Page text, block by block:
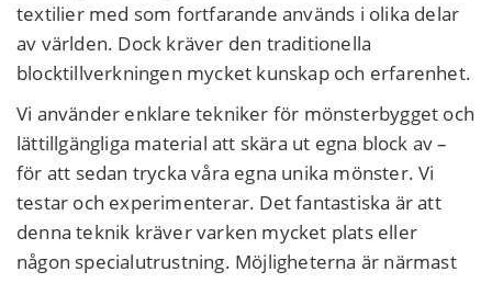
textilier med som fortfarande används i olika delar
av världen. Dock kräver den traditionella
blocktillverkningen mycket kunskap och erfarenhet.
Vi använder enklare tekniker för mönsterbygget och
lättillgängliga material att skära ut egna block av –
för att sedan trycka våra egna unika mönster. Vi
testar och experimenterar. Det fantastiska är att
denna teknik kräver varken mycket plats eller
någon specialutrustning. Möjligheterna är närmast